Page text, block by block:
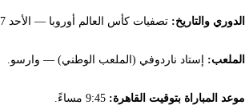
الدوري والتاريخ: تصفيات كأس العالم أوروبا — الأحد 7 سبتمبر 2025.
الملعب: إستاد ناردوفي (الملعب الوطني) — وارسو.
موعد المباراة بتوقيت القاهرة: